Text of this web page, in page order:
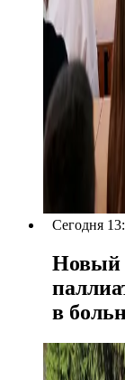
Сегодня
Новый
в